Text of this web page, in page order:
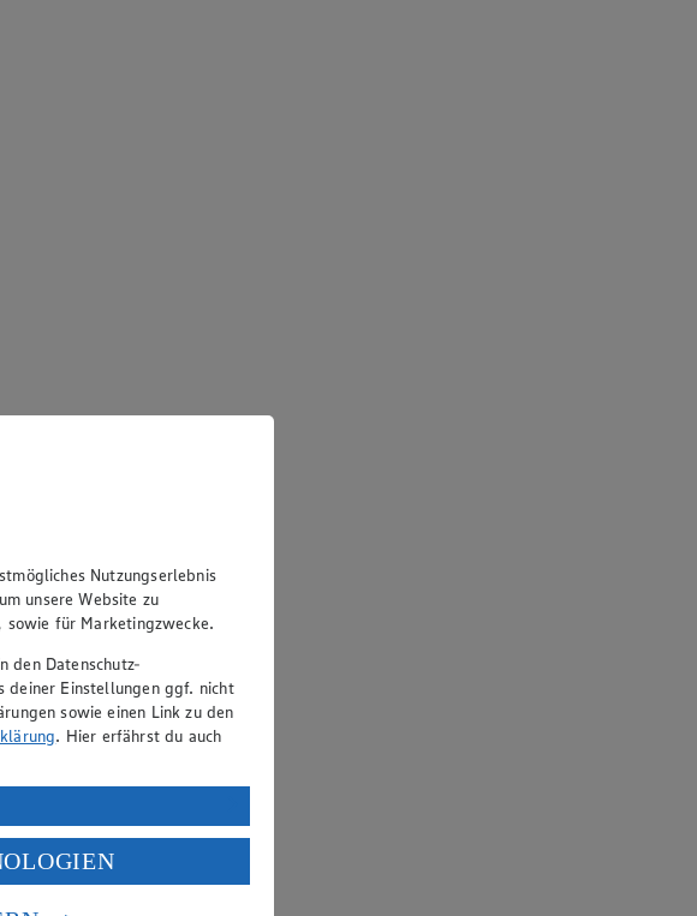
Nutzungserlebnis
unsere Website zu
sowie für Marketingzwecke.
den Datenschutz-
deiner Einstellungen ggf. nicht
sowie einen Link zu den
. Hier erfährst du auch
Facebook und YouTube:
Abs. 1 Satz 1 lit. a) DSGVO
sieht die USA als Land mit
an. Es besteht das